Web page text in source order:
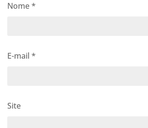
Nome*
E-mail *
Site